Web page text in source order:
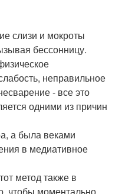
слизи и мокроты
бессонницу.
неправильное
- все это
одними из причин
а была веками
в медиативное
метод также в